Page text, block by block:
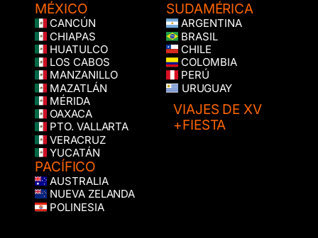
MÉXICO
CANCÚN
CHIAPAS
HUATULCO
LOS CABOS
MANZANILLO
MAZATLÁN
MÉRIDA
OAXACA
PTO. VALLARTA
VERACRUZ
YUCATÁN
PACÍFICO
AUSTRALIA
NUEVA ZELANDA
POLINESIA
SUDAMÉRICA
ARGENTINA
BRASIL
CHILE
COLOMBIA
PERÚ
URUGUAY
VIAJES DE XV
+FIESTA